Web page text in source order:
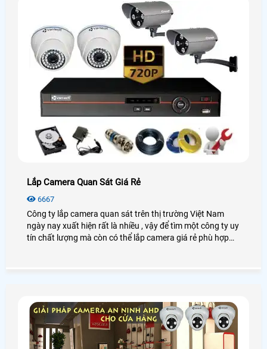
Lắp Camera Quan Sát Giá Rẻ
6667
Công ty lắp camera quan sát trên thị trường Việt Nam
ngày nay xuất hiện rất là nhiều , vậy để tìm một công ty uy
tín chất lượng mà còn có thể lắp camera giá rẻ phù hợp